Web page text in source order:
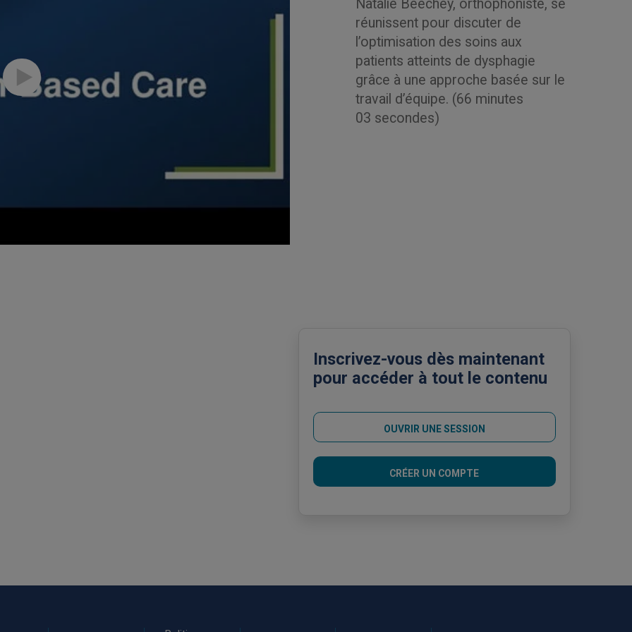
Natalie Beechey, orthophoniste, se
réunissent pour discuter de
l’optimisation des soins aux
patients atteints de dysphagie
grâce à une approche basée sur le
travail d’équipe. (66 minutes
03 secondes)
Inscrivez-vous dès maintenant
pour accéder à tout le contenu
OUVRIR UNE SESSION
CRÉER UN COMPTE